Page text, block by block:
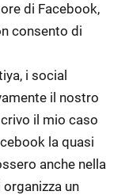
di Facebook,
consento di
i social
il nostro
il mio caso
la quasi
anche nella
organizza un